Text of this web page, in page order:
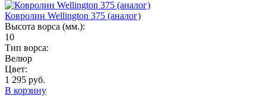
Ковролин Wellington 375 (аналог)
Высота ворса (мм.):
10
Тип ворса:
Велюр
Цвет:
1 295 руб.
В корзину